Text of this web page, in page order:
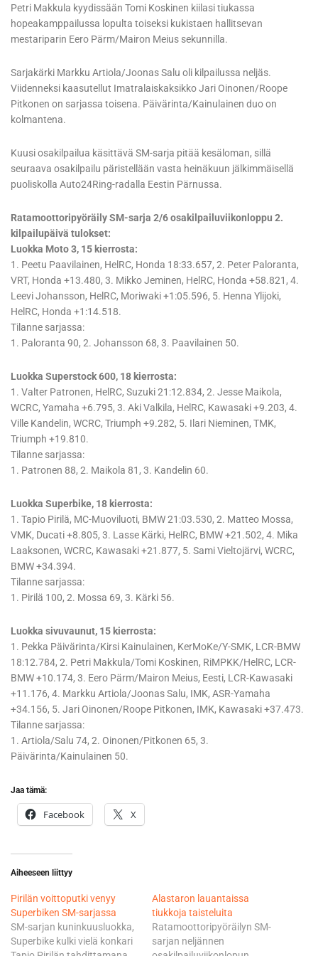
Petri Makkula kyydissään Tomi Koskinen kiilasi tiukassa
hopeakamppailussa lopulta toiseksi kukistaen hallitsevan
mestariparin Eero Pärm/Mairon Meius sekunnilla.
Sarjakärki Markku Artiola/Joonas Salu oli kilpailussa neljäs.
Viidenneksi kaasutellut Imatralaiskaksikko Jari Oinonen/Roope
Pitkonen on sarjassa toisena. Päivärinta/Kainulainen duo on
kolmantena.
Kuusi osakilpailua käsittävä SM-sarja pitää kesäloman, sillä
seuraava osakilpailu päristellään vasta heinäkuun jälkimmäisellä
puoliskolla Auto24Ring-radalla Eestin Pärnussa.
Ratamoottoripyöräily SM-sarja 2/6 osakilpailuviikonloppu 2.
kilpailupäivä tulokset:
Luokka Moto 3, 15 kierrosta:
1. Peetu Paavilainen, HelRC, Honda 18:33.657, 2. Peter Paloranta,
VRT, Honda +13.480, 3. Mikko Jeminen, HelRC, Honda +58.821, 4.
Leevi Johansson, HelRC, Moriwaki +1:05.596, 5. Henna Ylijoki,
HelRC, Honda +1:14.518.
Tilanne sarjassa:
1. Paloranta 90, 2. Johansson 68, 3. Paavilainen 50.
Luokka Superstock 600, 18 kierrosta:
1. Valter Patronen, HelRC, Suzuki 21:12.834, 2. Jesse Maikola,
WCRC, Yamaha +6.795, 3. Aki Valkila, HelRC, Kawasaki +9.203, 4.
Ville Kandelin, WCRC, Triumph +9.282, 5. Ilari Nieminen, TMK,
Triumph +19.810.
Tilanne sarjassa:
1. Patronen 88, 2. Maikola 81, 3. Kandelin 60.
Luokka Superbike, 18 kierrosta:
1. Tapio Pirilä, MC-Muoviluoti, BMW 21:03.530, 2. Matteo Mossa,
VMK, Ducati +8.805, 3. Lasse Kärki, HelRC, BMW +21.502, 4. Mika
Laaksonen, WCRC, Kawasaki +21.877, 5. Sami Vieltojärvi, WCRC,
BMW +34.394.
Tilanne sarjassa:
1. Pirilä 100, 2. Mossa 69, 3. Kärki 56.
Luokka sivuvaunut, 15 kierrosta:
1. Pekka Päivärinta/Kirsi Kainulainen, KerMoKe/Y-SMK, LCR-BMW
18:12.784, 2. Petri Makkula/Tomi Koskinen, RiMPKK/HelRC, LCR-
BMW +10.174, 3. Eero Pärm/Mairon Meius, Eesti, LCR-Kawasaki
+11.176, 4. Markku Artiola/Joonas Salu, IMK, ASR-Yamaha
+34.156, 5. Jari Oinonen/Roope Pitkonen, IMK, Kawasaki +37.473.
Tilanne sarjassa:
1. Artiola/Salu 74, 2. Oinonen/Pitkonen 65, 3.
Päivärinta/Kainulainen 50.
Jaa tämä:
Facebook X
Aiheeseen liittyy
Pirilän voittoputki venyy
Superbiken SM-sarjassa
SM-sarjan kuninkuusluokka,
Superbike kulki vielä konkari
Alastaron lauantaissa
tiukkoja taisteluita
Ratamoottoripyöräilyn SM-
sarjan neljännen